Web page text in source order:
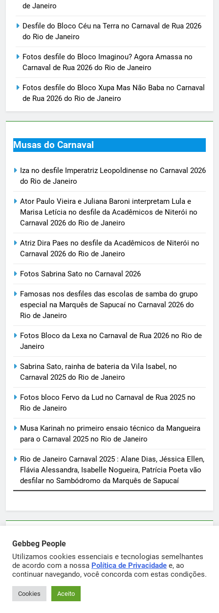
de Janeiro
Desfile do Bloco Céu na Terra no Carnaval de Rua 2026
do Rio de Janeiro
Fotos desfile do Bloco Imaginou? Agora Amassa no
Carnaval de Rua 2026 do Rio de Janeiro
Fotos desfile do Bloco Xupa Mas Não Baba no Carnaval
de Rua 2026 do Rio de Janeiro
Musas do Carnaval
Iza no desfile Imperatriz Leopoldinense no Carnaval 2026
do Rio de Janeiro
Ator Paulo Vieira e Juliana Baroni interpretam Lula e
Marisa Letícia no desfile da Acadêmicos de Niterói no
Carnaval 2026 do Rio de Janeiro
Atriz Dira Paes no desfile da Acadêmicos de Niterói no
Carnaval 2026 do Rio de Janeiro
Fotos Sabrina Sato no Carnaval 2026
Famosas nos desfiles das escolas de samba do grupo
especial na Marquês de Sapucaí no Carnaval 2026 do
Rio de Janeiro
Fotos Bloco da Lexa no Carnaval de Rua 2026 no Rio de
Janeiro
Sabrina Sato, rainha de bateria da Vila Isabel, no
Carnaval 2025 do Rio de Janeiro
Fotos bloco Fervo da Lud no Carnaval de Rua 2025 no
Rio de Janeiro
Musa Karinah no primeiro ensaio técnico da Mangueira
para o Carnaval 2025 no Rio de Janeiro
Rio de Janeiro Carnaval 2025 : Alane Dias, Jéssica Ellen,
Flávia Alessandra, Isabelle Nogueira, Patrícia Poeta vão
desfilar no Sambódromo da Marquês de Sapucaí
sortimentos@yahoo.com.br
Gebbeg Powered ByBlazeThemes.
Gebbeg People
Utilizamos cookies essenciais e tecnologias semelhantes
de acordo com a nossa Política de Privacidade e, ao
continuar navegando, você concorda com estas condições.
Cookies Aceito